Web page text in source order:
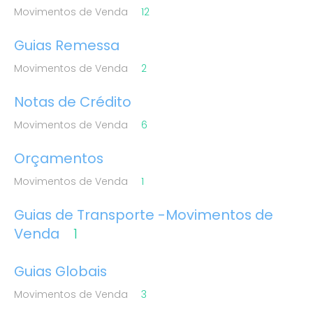
Movimentos de Venda 12
Guias Remessa
Movimentos de Venda 2
Notas de Crédito
Movimentos de Venda 6
Orçamentos
Movimentos de Venda 1
Guias de Transporte -Movimentos de
Venda
1
Guias Globais
Movimentos de Venda 3